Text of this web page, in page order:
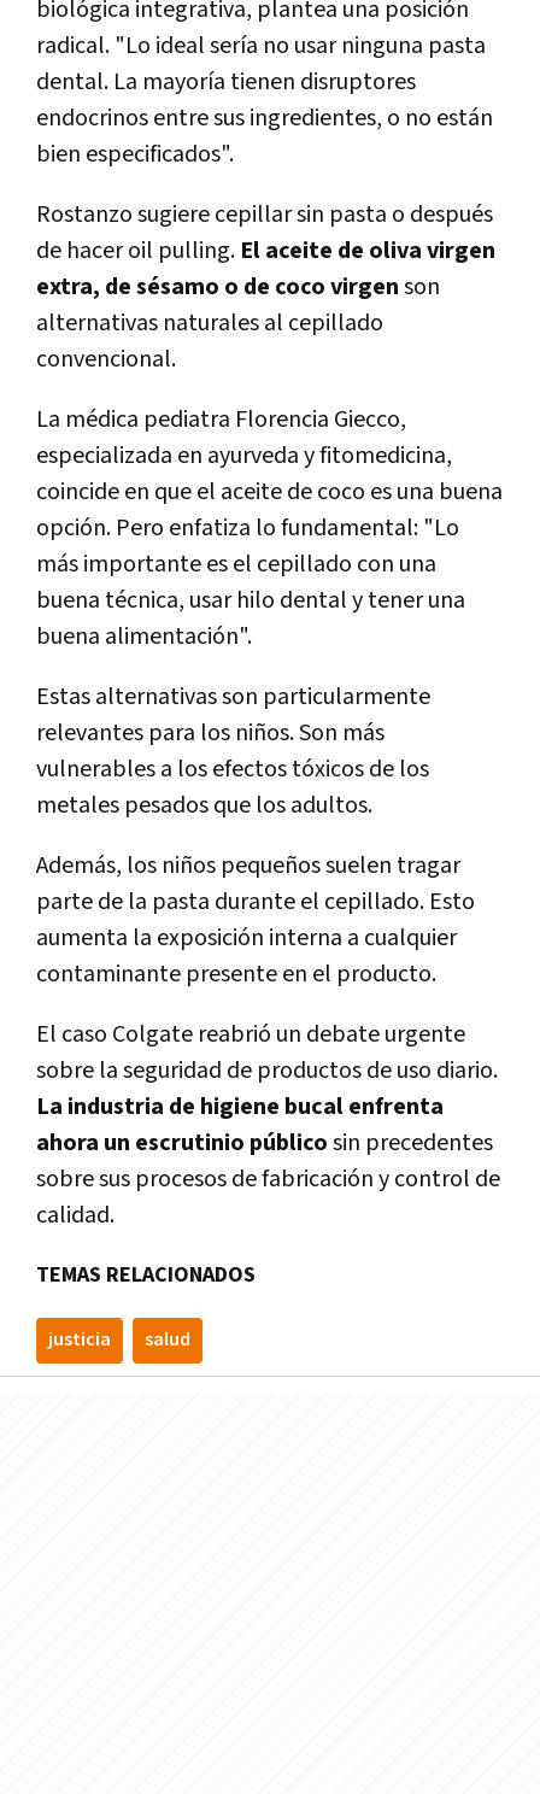
biológica integrativa, plantea una posición
radical. "Lo ideal sería no usar ninguna pasta
dental. La mayoría tienen disruptores
endocrinos entre sus ingredientes, o no están
bien especificados".
Rostanzo sugiere cepillar sin pasta o después
de hacer oil pulling. El aceite de oliva virgen
extra, de sésamo o de coco virgenson
alternativas naturales al cepillado
convencional.
La médica pediatra Florencia Giecco,
especializada en ayurveda y fitomedicina,
coincide en que el aceite de coco es una buena
opción. Pero enfatiza lo fundamental: "Lo
más importante es el cepillado con una
buena técnica, usar hilo dental y tener una
buena alimentación".
Estas alternativas son particularmente
relevantes para los niños. Son más
vulnerables a los efectos tóxicos de los
metales pesados que los adultos.
Además, los niños pequeños suelen tragar
parte de la pasta durante el cepillado. Esto
aumenta la exposición interna a cualquier
contaminante presente en el producto.
El caso Colgate reabrió un debate urgente
sobre la seguridad de productos de uso diario.
La industria de higiene bucal enfrenta
ahora un escrutinio públicosin precedentes
sobre sus procesos de fabricación y control de
calidad.
TEMAS RELACIONADOS
justicia salud